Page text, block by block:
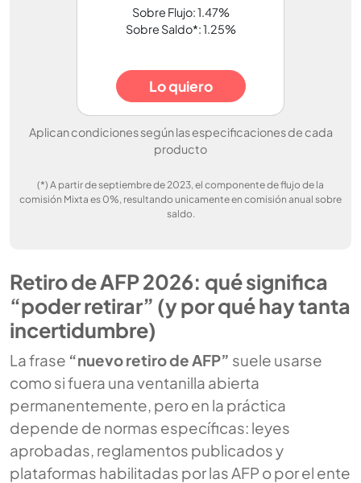
Sobre Flujo: 1.47%
Sobre Saldo*: 1.25%
Lo quiero
Aplican condiciones según las especificaciones de cada
producto
(*) A partir de septiembre de 2023, el componente de flujo de la
comisión Mixta es 0%, resultando unicamente en comisión anual sobre
saldo.
Retiro de AFP 2026: qué significa
“poder retirar” (y por qué hay tanta
incertidumbre)
La frase “nuevo retiro de AFP” suele usarse
como si fuera una ventanilla abierta
permanentemente, pero en la práctica
depende de normas específicas: leyes
aprobadas, reglamentos publicados y
plataformas habilitadas por las AFP o por el ente